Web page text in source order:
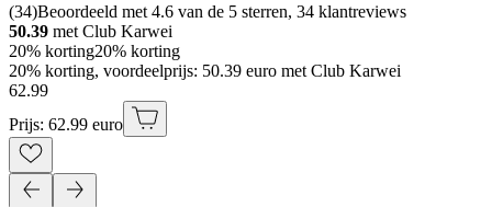
(34)Beoordeeld met 4.6 van de 5 sterren, 34 klantreviews
50.39 met Club Karwei
20% korting20% korting
20% korting, voordeelprijs: 50.39 euro met Club Karwei
62.99
Prijs: 62.99 euro